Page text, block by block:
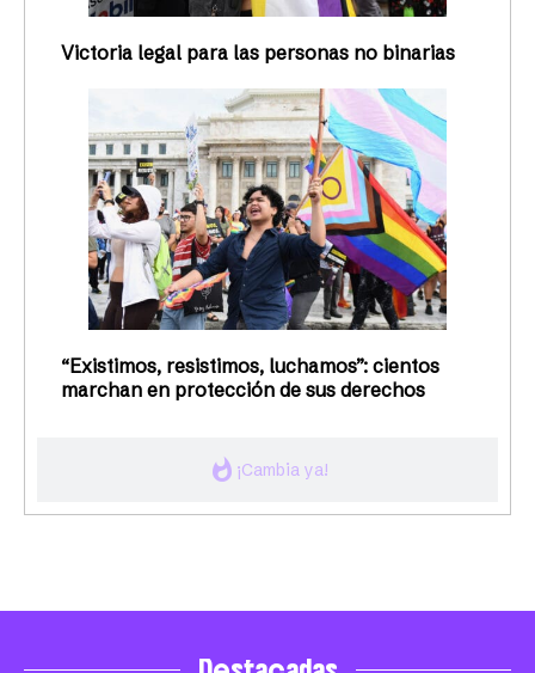
whatshot ¡Cambia ya!
Victoria legal para las personas no binarias
“Existimos, resistimos, luchamos”: cientos
marchan en protección de sus derechos